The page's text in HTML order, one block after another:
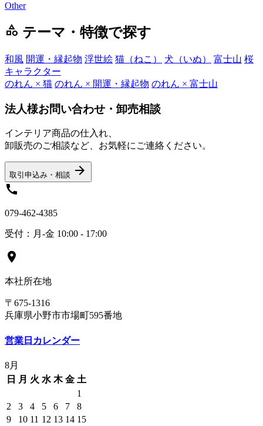
Other
category テーマ・特徴で探す
和風 開運・縁起物 浮世絵 猫（ねこ） 犬（いぬ） 富士山 桜
キャラクター
のれん × 猫 のれん × 開運・縁起物 のれん × 富士山
法人様お問い合わせ・卸売相談
インテリア商品の仕入れ、
卸販売のご相談など、お気軽にご連絡ください。
取引申込み・相談 arrow_forward
call
079-462-4385
受付：月-金 10:00 - 17:00
location_on
本社所在地
〒675-1316
兵庫県小野市市場町595番地
営業日カレンダー
8月
日
月 火 水 木 金 土
1
2
3 4 5 6 7
8
9
10 11 12 13 14 15